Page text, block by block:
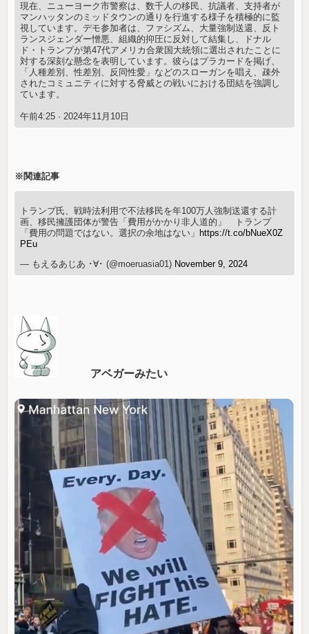
現在、ニューヨーク市警察は、数千人の移民、抗議者、支持者が
マンハッタンのミッドタウンの通りを行進する様子を積極的に監
視しています。デモ参加者は、ファシズム、大量強制送還、反ト
ランスジェンダー憎悪、組織的抑圧に反対して結集し、ドナル
ド・トランプが第47代アメリカ合衆国大統領に選出されたことに
対する深刻な懸念を表明しています。彼らはプラカードを掲げ、
「人種差別、性差別、反同性愛」などのスローガンを唱え、疎外
されたコミュニティに対する脅威との戦いにおける団結を強調し
ています。
午前4:25 · 2024年11月10日
※関連記事
トランプ氏、戦時法利用で不法移民を年100万人強制送還する計
画、移民擁護団体が警告「費用がかかり非人道的」 トランプ
「費用の問題ではない。選択の余地はない」 https://t.co/bNueX0Z
PEu
— もえるあじあ ･∀･ (@moeruasia01) November 9, 2024
アベガーみたい